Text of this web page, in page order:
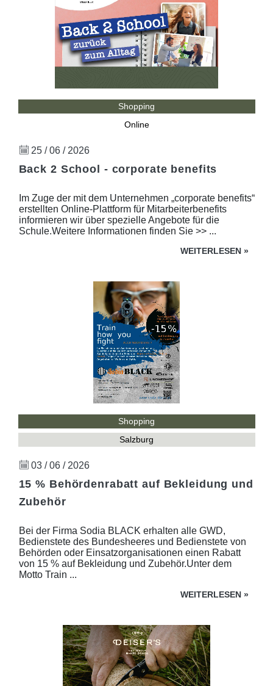
Shopping
Online
25 / 06 / 2026
Back 2 School - corporate benefits
Im Zuge der mit dem Unternehmen „corporate benefits“
erstellten Online-Plattform für Mitarbeiterbenefits
informieren wir über spezielle Angebote für die
Schule.Weitere Informationen finden Sie >> ...
WEITERLESEN »
Shopping
Salzburg
03 / 06 / 2026
15 % Behördenrabatt auf Bekleidung und
Zubehör
Bei der Firma Sodia BLACK erhalten alle GWD,
Bedienstete des Bundesheeres und Bedienstete von
Behörden oder Einsatzorganisationen einen Rabatt
von 15 % auf Bekleidung und Zubehör.Unter dem
Motto Train ...
WEITERLESEN »